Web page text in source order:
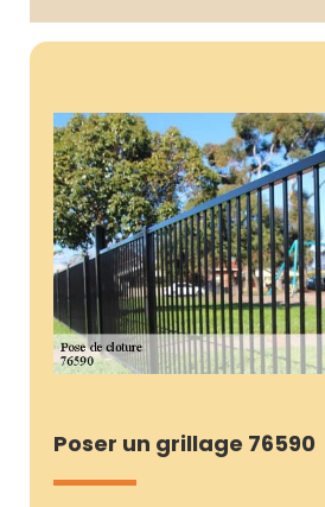
Poser un grillage 76590